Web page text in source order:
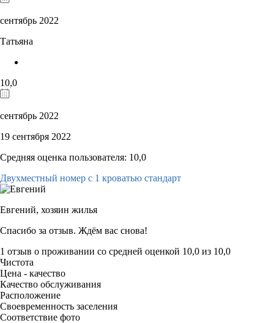
сентябрь 2022
Татьяна
10,0
сентябрь 2022
19 сентября 2022
Средняя оценка пользователя: 10,0
Двухместный номер с 1 кроватью стандарт
Евгений, хозяин жилья
Спасибо за отзыв. Ждём вас снова!
1 отзыв о проживании со средней оценкой 10,0 из 10,0
Чистота
Цена - качество
Качество обслуживания
Расположение
Своевременность заселения
Соответствие фото